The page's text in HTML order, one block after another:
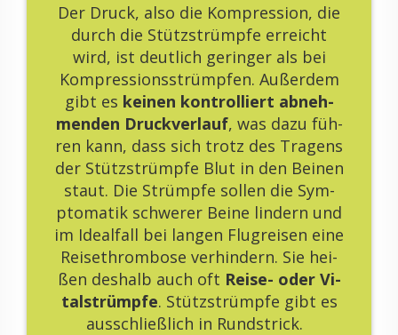
Der Druck, also die Kom­pres­si­on, die
durch die Stütz­strümp­fe er­reicht
wird, ist deut­lich ge­rin­ger als bei
Kom­pres­si­ons­strümp­fen. Au­ßer­dem
gibt es kei­nen kon­trol­liert ab­neh­
men­den Druck­ver­lauf, was dazu füh­
ren kann, dass sich trotz des Tra­gens
der Stütz­strümp­fe Blut in den Bei­nen
staut. Die Strümp­fe sol­len die Sym­
pto­ma­tik schwe­rer Beine lin­dern und
im Ide­al­fall bei lan­gen Flug­rei­sen eine
Rei­se­throm­bo­se ver­hin­dern. Sie hei­
ßen des­halb auch oft Reise- oder Vi­
talstrümp­fe. Stütz­strümp­fe gibt es
aus­schlie­ß­lich in Rund­strick.